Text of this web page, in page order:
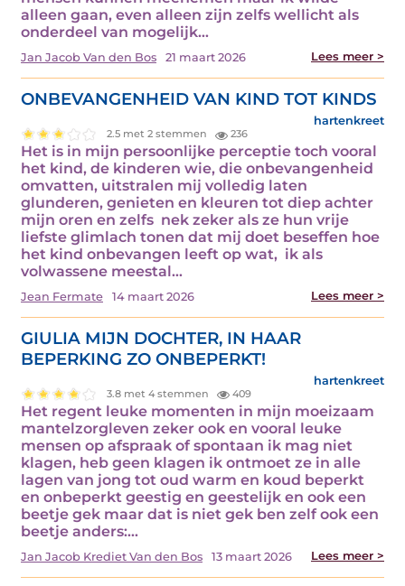
alleen gaan, even alleen zijn zelfs wellicht als
onderdeel van mogelijk…
Jan Jacob Van den Bos 21 maart 2026 Lees meer >
ONBEVANGENHEID VAN KIND TOT KINDS
hartenkreet
2.5 met 2 stemmen 236
Het is in mijn persoonlijke perceptie toch vooral
het kind, de kinderen wie, die onbevangenheid
omvatten, uitstralen mij volledig laten
glunderen, genieten en kleuren tot diep achter
mijn oren en zelfs nek zeker als ze hun vrije
liefste glimlach tonen dat mij doet beseffen hoe
het kind onbevangen leeft op wat, ik als
volwassene meestal…
Jean Fermate 14 maart 2026 Lees meer >
GIULIA MIJN DOCHTER, IN HAAR
BEPERKING ZO ONBEPERKT!
hartenkreet
3.8 met 4 stemmen 409
Het regent leuke momenten in mijn moeizaam
mantelzorgleven zeker ook en vooral leuke
mensen op afspraak of spontaan ik mag niet
klagen, heb geen klagen ik ontmoet ze in alle
lagen van jong tot oud warm en koud beperkt
en onbeperkt geestig en geestelijk en ook een
beetje gek maar dat is niet gek ben zelf ook een
beetje anders:…
Jan Jacob Krediet Van den Bos 13 maart 2026 Lees meer >